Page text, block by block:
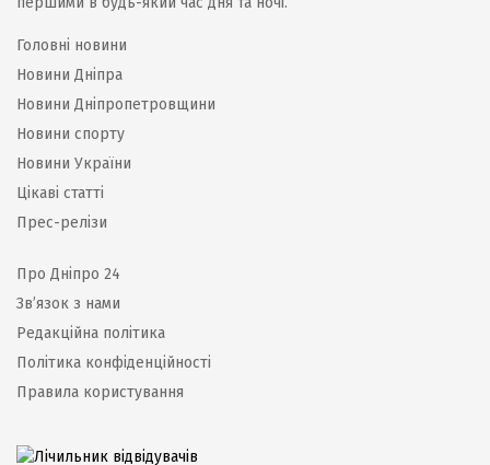
Головні новини
Новини Дніпра
Новини Дніпропетровщини
Новини спорту
Новини України
Цікаві статті
Прес-релізи
Про Дніпро 24
Зв’язок з нами
Редакційна політика
Політика конфіденційності
Правила користування